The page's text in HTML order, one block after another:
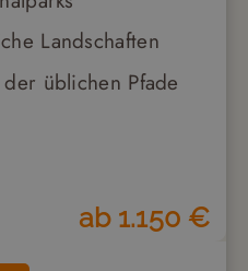
Landschaften
üblichen Pfade
ab 1.150 €